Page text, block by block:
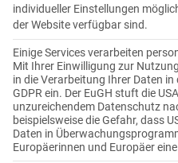
individueller Einstellungen
der Website verfügbar sind.
Einige Services verarbeiten
Mit Ihrer Einwilligung zur
in die Verarbeitung Ihrer Daten
GDPR ein. Der EuGH stuft die
unzureichendem Datenschutz
beispielsweise die Gefahr, dass
Daten in
Europäerinnen und Europäer